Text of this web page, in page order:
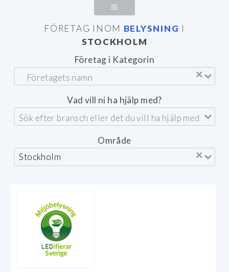
FÖRETAG INOM BELYSNING I
STOCKHOLM
Företag i Kategorin
×
Vad vill ni ha hjälp med?
Område
Stockholm
×